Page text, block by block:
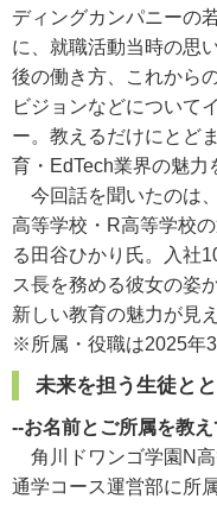
ディングカンパニーの
に、就職活動当時の思
後の働き方、これから
ビジョンなどについて
ー。教えるだけにとど
育・EdTech業界の魅力
今回話を聞いたのは
高等学校・R高等学校
る田谷ひかり氏。入社
ス長を務める彼女の姿
新しい教育の魅力が見
※所属・役職は2025年
未来を担う生徒と
--お名前とご所属を教え
角川ドワンゴ学園N
通学コース運営部に所